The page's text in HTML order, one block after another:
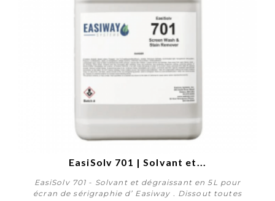
EasiSolv 701 | Solvant et...
EasiSolv 701 - Solvant et dégraissant en 5L pour
écran de sérigraphie d’ Easiway . Dissout toutes